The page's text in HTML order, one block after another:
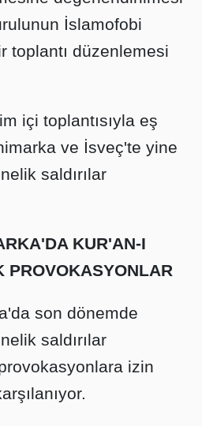
İslamofobi
toplantı düzenlemesi
içi toplantısıyla eş
ve İsveç'te yine
saldırılar
KUR'AN-I
PROVOKASYONLAR
son dönemde
saldırılar
izin